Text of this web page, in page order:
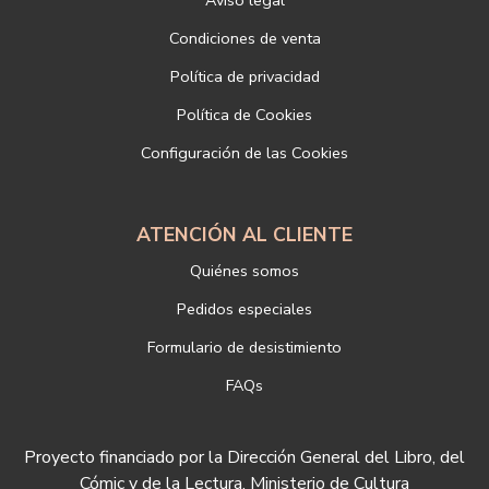
Responsable del tratamiento: LIBRERÍAS DEPORTIVAS ESTEBAN
info@libreriadeportiva.com
Si desea ampliar información sobre la política de privacidad de
https://www.libreriadeportiva.com/proteccion-de-datos
Condiciones de venta
Política de privacidad
Política de Cookies
Configuración de las Cookies
ATENCIÓN AL CLIENTE
Quiénes somos
Pedidos especiales
Formulario de desistimiento
FAQs
Proyecto financiado por la Dirección General del Libro, del
Cómic y de la Lectura, Ministerio de Cultura